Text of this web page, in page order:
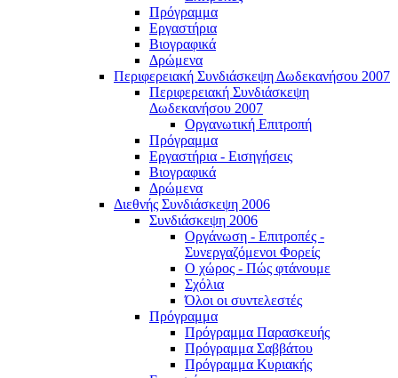
Πρόγραμμα
Εργαστήρια
Βιογραφικά
Δρώμενα
Περιφερειακή Συνδιάσκεψη Δωδεκανήσου 2007
Περιφερειακή Συνδιάσκεψη
Δωδεκανήσου 2007
Οργανωτική Επιτροπή
Πρόγραμμα
Εργαστήρια - Εισηγήσεις
Βιογραφικά
Δρώμενα
Διεθνής Συνδιάσκεψη 2006
Συνδιάσκεψη 2006
Οργάνωση - Επιτροπές -
Συνεργαζόμενοι Φορείς
Ο χώρος - Πώς φτάνουμε
Σχόλια
Όλοι οι συντελεστές
Πρόγραμμα
Πρόγραμμα Παρασκευής
Πρόγραμμα Σαββάτου
Πρόγραμμα Κυριακής